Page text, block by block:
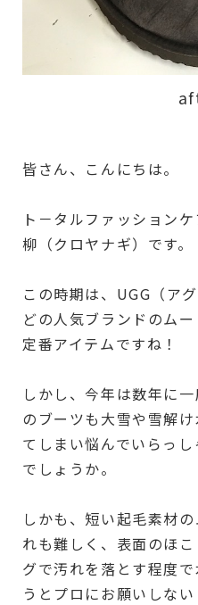
皆さん、こんにちは。
ト－タルファッション
柳（クロヤナギ）です。
この時期は、UGG（ア
どの人気ブランドのム
定番アイテムですね！
しかし、今年は数年に
のブーツも大雪や雪解
てしまい悩んでいらっ
でしょうか。
しかも、短い起毛素材
れも難しく、表面のほ
グで汚れを落とす程度
うとプロにお願いしない